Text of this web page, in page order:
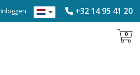
+32 14 95 41 20
Inloggen
0